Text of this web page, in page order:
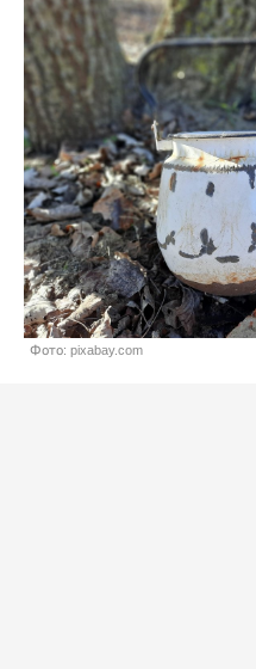
Фото: pixabay.com